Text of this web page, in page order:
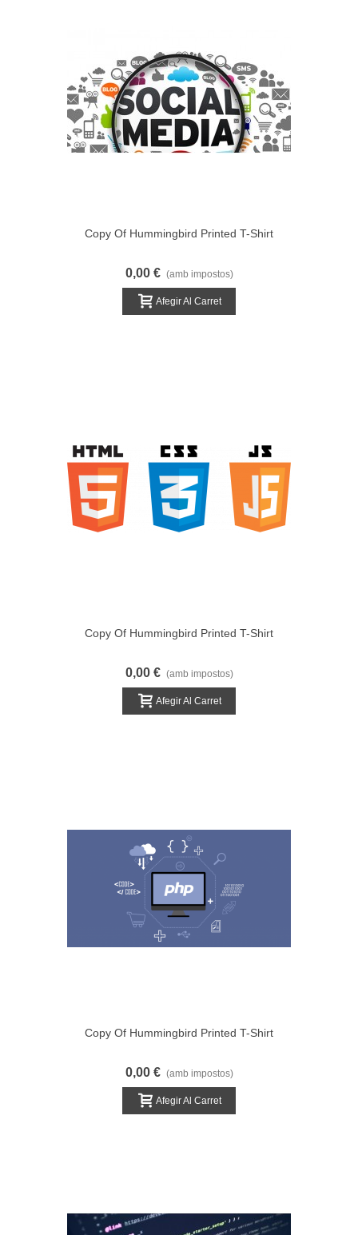
Copy Of Hummingbird Printed T-Shirt
0,00 € (amb impostos)
Afegir Al Carret
Copy Of Hummingbird Printed T-Shirt
0,00 € (amb impostos)
Afegir Al Carret
Copy Of Hummingbird Printed T-Shirt
0,00 € (amb impostos)
Afegir Al Carret